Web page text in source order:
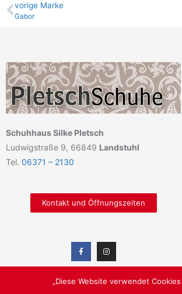
vo­ri­ge Marke
Gabor
Schuhhaus Silke Pletsch
Ludwigstraße 9, 66849 Landstuhl
Tel. 06371 – 2130
Kontakt und Öffnungszeiten
„Diese Website verwendet